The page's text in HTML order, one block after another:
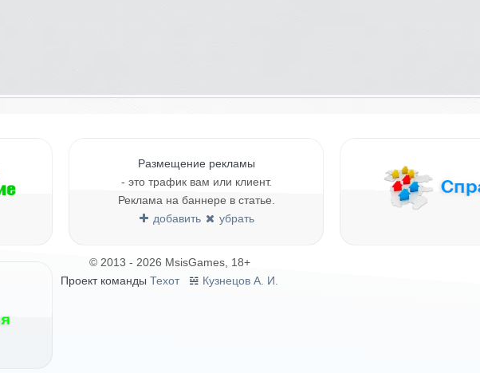
Размещение рекламы
- это трафик вам или клиент.
Реклама на баннере в статье.
добавить
убрать
© 2013 - 2026 MsisGames, 18+
Проект команды Техот 𝌴 Кузнецов А. И.